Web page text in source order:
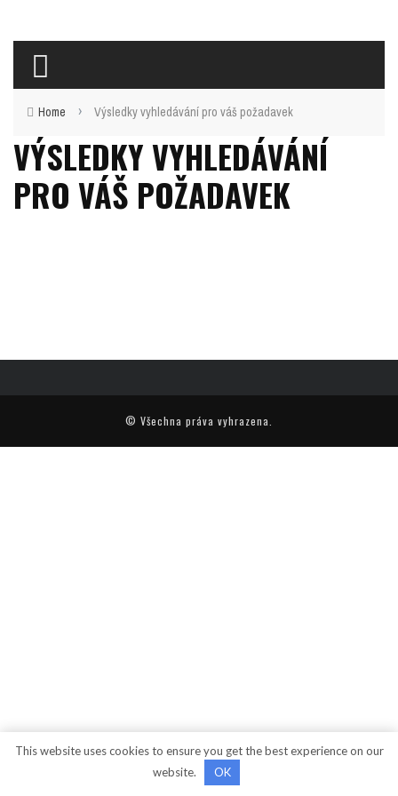
Home › Výsledky vyhledávání pro váš požadavek
VÝSLEDKY VYHLEDÁVÁNÍ
PRO VÁŠ POŽADAVEK
© Všechna práva vyhrazena.
This website uses cookies to ensure you get the best experience on our
website.
OK